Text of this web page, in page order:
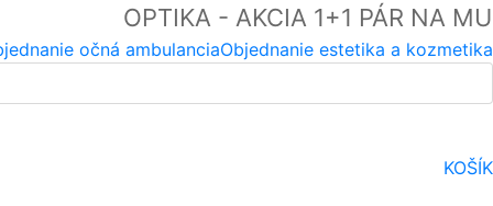
OPTIKA - AKCIA 1+1 PÁR NA
Objednanie estetika a kozmetika
očná ambulancia
KOŠÍK